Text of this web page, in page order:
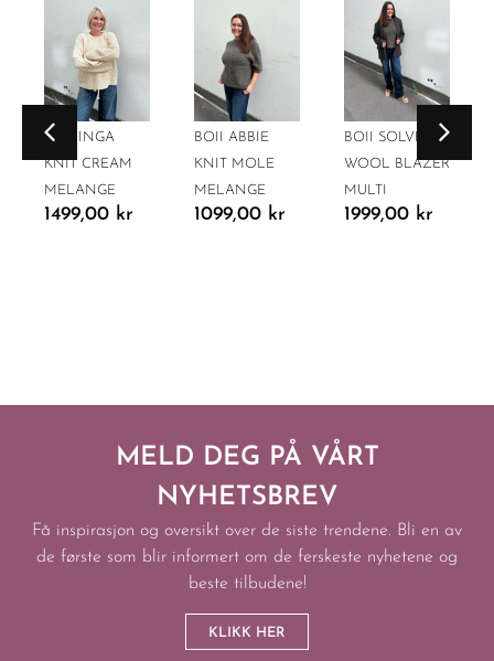
BOII INGA
KNIT CREAM
MELANGE
1499,00 kr
BOII ABBIE
KNIT MOLE
MELANGE
1099,00 kr
BOII SOLVEJ
WOOL BLAZER
MULTI
1999,00 kr
MELD DEG PÅ VÅRT
NYHETSBREV
Få inspirasjon og oversikt over de siste trendene. Bli en av
de første som blir informert om de ferskeste nyhetene og
beste tilbudene!
KLIKK HER